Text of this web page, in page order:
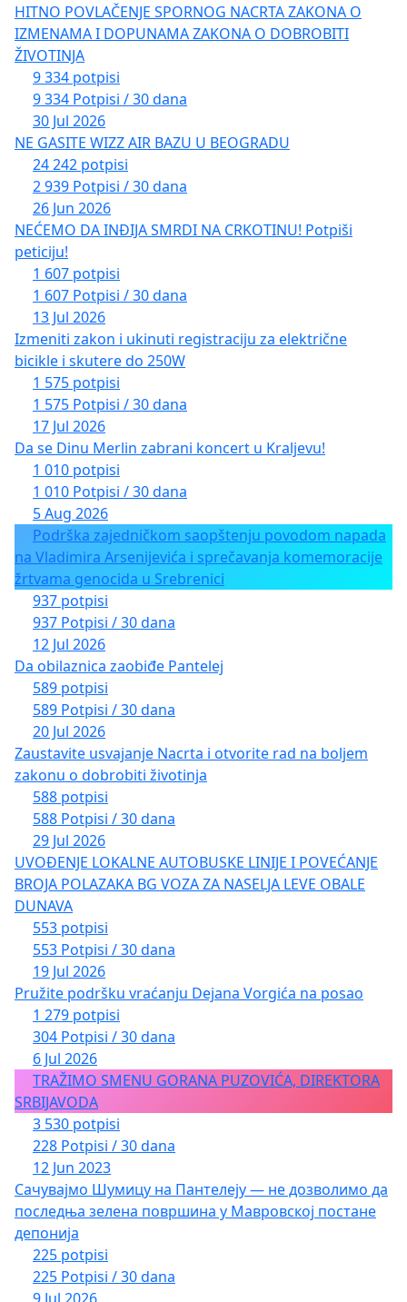
HITNO POVLAČENJE SPORNOG NACRTA ZAKONA O
IZMENAMA I DOPUNAMA ZAKONA O DOBROBITI
ŽIVOTINJA
9 334 potpisi
9 334 Potpisi / 30 dana
30 Jul 2026
NE GASITE WIZZ AIR BAZU U BEOGRADU
24 242 potpisi
2 939 Potpisi / 30 dana
26 Jun 2026
NEĆEMO DA INĐIJA SMRDI NA CRKOTINU! Potpiši
peticiju!
1 607 potpisi
1 607 Potpisi / 30 dana
13 Jul 2026
Izmeniti zakon i ukinuti registraciju za električne
bicikle i skutere do 250W
1 575 potpisi
1 575 Potpisi / 30 dana
17 Jul 2026
Da se Dinu Merlin zabrani koncert u Kraljevu!
1 010 potpisi
1 010 Potpisi / 30 dana
5 Aug 2026
Podrška zajedničkom saopštenju povodom napada
na Vladimira Arsenijevića i sprečavanja komemoracije
žrtvama genocida u Srebrenici
937 potpisi
937 Potpisi / 30 dana
12 Jul 2026
Da obilaznica zaobiđe Pantelej
589 potpisi
589 Potpisi / 30 dana
20 Jul 2026
Zaustavite usvajanje Nacrta i otvorite rad na boljem
zakonu o dobrobiti životinja
588 potpisi
588 Potpisi / 30 dana
29 Jul 2026
UVOĐENJE LOKALNE AUTOBUSKE LINIJE I POVEĆANJE
BROJA POLAZAKA BG VOZA ZA NASELJA LEVE OBALE
DUNAVA
553 potpisi
553 Potpisi / 30 dana
19 Jul 2026
Pružite podršku vraćanju Dejana Vorgića na posao
1 279 potpisi
304 Potpisi / 30 dana
6 Jul 2026
TRAŽIMO SMENU GORANA PUZOVIĆA, DIREKTORA
SRBIJAVODA
3 530 potpisi
228 Potpisi / 30 dana
12 Jun 2023
Сачувајмо Шумицу на Пантелеју — не дозволимо да
последња зелена површина у Мавровској постане
депонија
225 potpisi
225 Potpisi / 30 dana
9 Jul 2026